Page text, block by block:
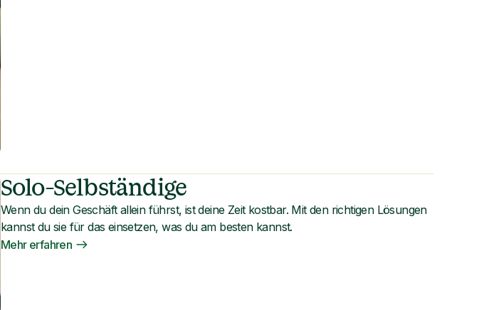
Solo-Selbständige
Wenn du dein Geschäft allein führst, ist deine Zeit kostbar. Mit den richtigen Lösungen
kannst du sie für das einsetzen, was du am besten kannst.
Mehr erfahren